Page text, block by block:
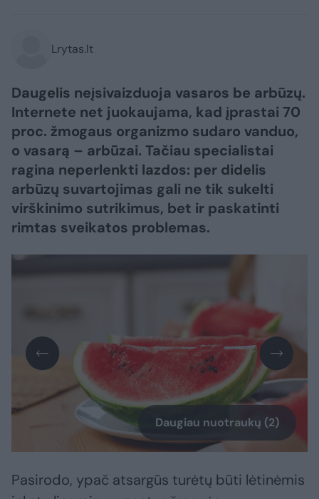
Lrytas.lt
Daugelis neįsivaizduoja vasaros be arbūzų.
Internete net juokaujama, kad įprastai 70
proc. žmogaus organizmo sudaro vanduo,
o vasarą – arbūzai. Tačiau specialistai
ragina neperlenkti lazdos: per didelis
arbūzų suvartojimas gali ne tik sukelti
virškinimo sutrikimus, bet ir paskatinti
rimtas sveikatos problemas.
Daugiau nuotraukų (2)
Pasirodo, ypač atsargūs turėtų būti lėtinėmis